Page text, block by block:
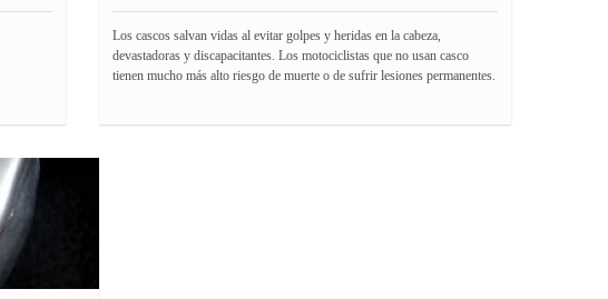
Los cascos salvan vidas al evitar golpes y heridas en la cabeza,
devastadoras y discapacitantes. Los motociclistas que no usan casco
tienen mucho más alto riesgo de muerte o de sufrir lesiones permanentes.